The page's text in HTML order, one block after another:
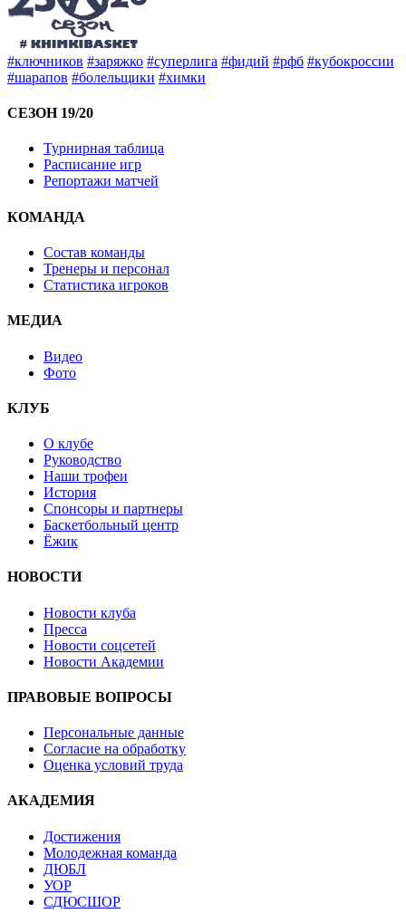
#ключников #заряжко #суперлига #фидий #рфб #кубокроссии
#шарапов #болельщики #химки
СЕЗОН 19/20
Турнирная таблица
Расписание игр
Репортажи матчей
КОМАНДА
Состав команды
Тренеры и персонал
Статистика игроков
МЕДИА
Видео
Фото
КЛУБ
О клубе
Руководство
Наши трофеи
История
Спонсоры и партнеры
Баскетбольный центр
Ёжик
НОВОСТИ
Новости клуба
Пресса
Новости соцсетей
Новости Академии
ПРАВОВЫЕ ВОПРОСЫ
Персональные данные
Согласие на обработку
Оценка условий труда
АКАДЕМИЯ
Достижения
Молодежная команда
ДЮБЛ
УОР
СДЮСШОР